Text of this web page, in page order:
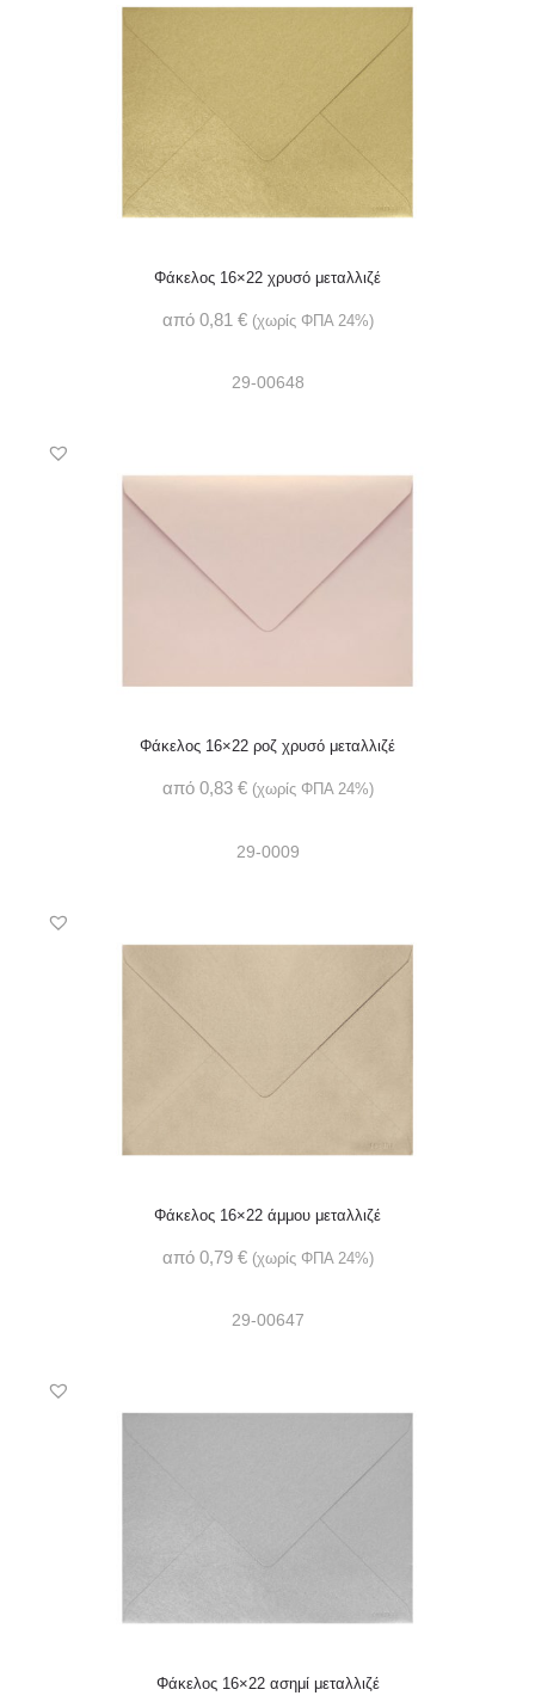
Φάκελος 16×22 χρυσό μεταλλιζέ
από 0,81 € (χωρίς ΦΠΑ 24%)
29-00648
Φάκελος 16×22 ροζ χρυσό μεταλλιζέ
από 0,83 € (χωρίς ΦΠΑ 24%)
29-0009
Φάκελος 16×22 άμμου μεταλλιζέ
από 0,79 € (χωρίς ΦΠΑ 24%)
29-00647
Φάκελος 16×22 ασημί μεταλλιζέ